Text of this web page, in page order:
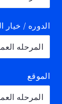
الدوره / خيار
الموقع